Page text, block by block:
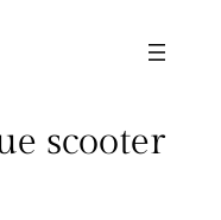
scooter